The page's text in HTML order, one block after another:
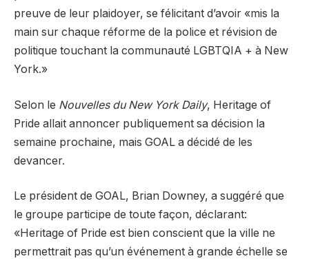
preuve de leur plaidoyer, se félicitant d’avoir «mis la
main sur chaque réforme de la police et révision de
politique touchant la communauté LGBTQIA + à New
York.»
Selon le Nouvelles du New York Daily, Heritage of
Pride allait annoncer publiquement sa décision la
semaine prochaine, mais GOAL a décidé de les
devancer.
Le président de GOAL, Brian Downey, a suggéré que
le groupe participe de toute façon, déclarant:
«Heritage of Pride est bien conscient que la ville ne
permettrait pas qu’un événement à grande échelle se